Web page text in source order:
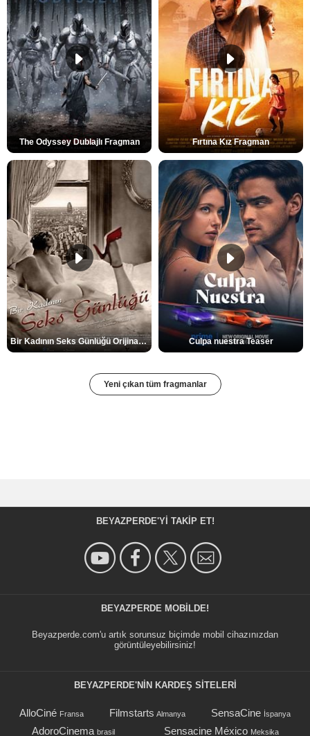
The Odyssey Dublajlı Fragman Fırtına Kız Fragman
Bir Kadının Seks Günlüğü Orijinal Fragman Culpa nuestra Teaser
Yeni çıkan tüm fragmanlar
BEYAZPERDE'YI TAKIP ET!
BEYAZPERDE MOBILDE!
Beyazperde.com'u artık sorunsuz biçimde mobil cihazınızdan
görüntüleyebilirsiniz!
BEYAZPERDE'NIN KARDEŞ SİTELERİ
AlloCiné Fransa Filmstarts Almanya SensaCine İspanya
AdoroCinema brasil Sensacine México Meksika